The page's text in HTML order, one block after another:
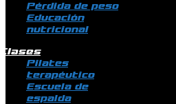
Pérdida de peso
Educación
nutricional
Pilates
terapéutico
Escuela de
espalda